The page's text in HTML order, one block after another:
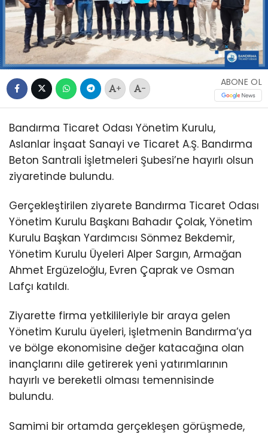
+ -
ABONE OL
Bandırma Ticaret Odası Yönetim Kurulu,
Aslanlar İnşaat Sanayi ve Ticaret A.Ş. Bandırma
Beton Santrali İşletmeleri Şubesi’ne hayırlı olsun
ziyaretinde bulundu.
Gerçekleştirilen ziyarete Bandırma Ticaret Odası
Yönetim Kurulu Başkanı Bahadır Çolak, Yönetim
Kurulu Başkan Yardımcısı Sönmez Bekdemir,
Yönetim Kurulu Üyeleri Alper Sargın, Armağan
Ahmet Ergüzeloğlu, Evren Çaprak ve Osman
Lafçı katıldı.
Ziyarette firma yetkilileriyle bir araya gelen
Yönetim Kurulu üyeleri, işletmenin Bandırma’ya
ve bölge ekonomisine değer katacağına olan
inançlarını dile getirerek yeni yatırımlarının
hayırlı ve bereketli olması temennisinde
bulundu.
Samimi bir ortamda gerçekleşen görüşmede,